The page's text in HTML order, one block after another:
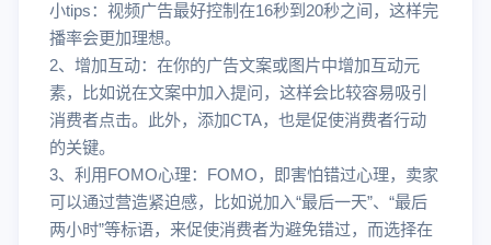
小tips：视频广告最好控制在16秒到20秒之间，这样完
播率会更加理想。
2、增加互动：在你的广告文案或图片中增加互动元
素，比如说在文案中加入提问，这样会比较容易吸引
消费者点击。此外，添加CTA，也是促使消费者行动
的关键。
3、利用FOMO心理：FOMO，即害怕错过心理，卖家
可以通过营造紧迫感，比如说加入“最后一天”、“最后
两小时”等标语，来促使消费者为避免错过，而选择在